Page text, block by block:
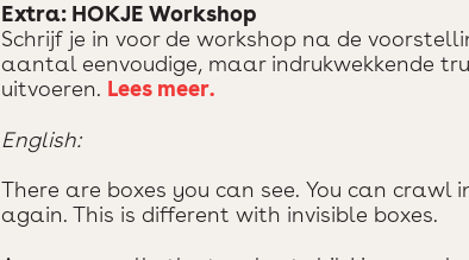
Extra: HOKJE Workshop
Schrijf je in voor de workshop na de
aantal eenvoudige, maar indrukwekkende
uitvoeren. Lees meer.
English:
There are boxes you can see. You can
again. This is different with invisible boxes.